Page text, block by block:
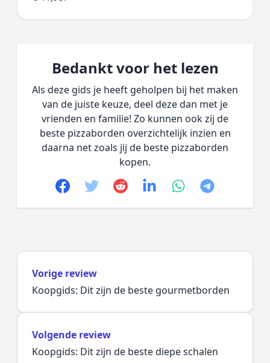
Bedankt voor het lezen
Als deze gids je heeft geholpen bij het maken
van de juiste keuze, deel deze dan met je
vrienden en familie! Zo kunnen ook zij de
beste pizzaborden overzichtelijk inzien en
daarna net zoals jij de beste pizzaborden
kopen.
Facebook
TwitterRedditlinkedinwhatsapp
telegram
Vorige review
Koopgids: Dit zijn de beste gourmetborden
Volgende review
Koopgids: Dit zijn de beste diepe schalen